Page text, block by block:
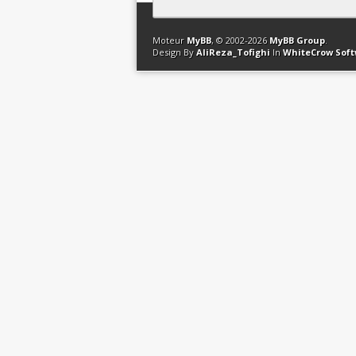
Contact Club Affiliation Retourner en
Moteur MyBB, © 2002-2026 MyBB Group.
Design By AliReza_Tofighi In WhiteCrow